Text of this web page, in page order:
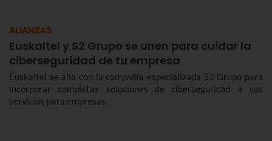
ALIANZAS
Euskaltel y S2 Grupo se unen para cuidar la
ciberseguridad de tu empresa
Euskaltel se alía con la compañía especializada S2 Grupo para
incorporar completas soluciones de ciberseguridad a sus
servicios para empresas.